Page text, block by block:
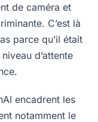
de caméra et
C’est là
parce qu’il était
d’attente
encadrent les
notamment le